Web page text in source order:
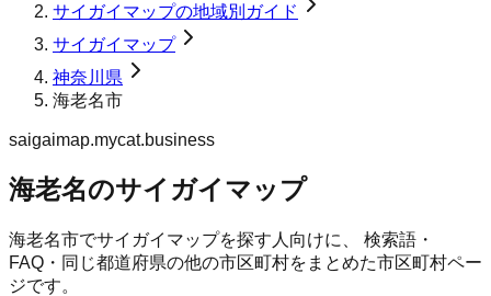
サイガイマップの地域別ガイド
サイガイマップ
神奈川県
海老名市
saigaimap.mycat.business
海老名のサイガイマップ
海老名市でサイガイマップを探す人向けに、 検索語・
FAQ・同じ都道府県の他の市区町村をまとめた市区町村ペー
ジです。